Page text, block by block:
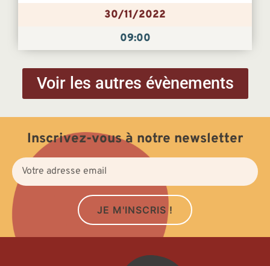
30/11/2022
09:00
Voir les autres évènements
Inscrivez-vous à notre newsletter
JE M'INSCRIS !